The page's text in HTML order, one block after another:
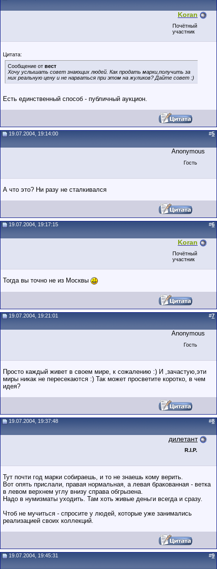
Koran
Почётный
участник
Цитата:
Сообщение от вест
Хочу услышать совет знающих людей. Как продать марки,получить за
них реальную цену и не нарваться при этом на жуликов? Дайте совет :)
Есть единственный способ - публичный аукцион.
19.07.2004, 19:14:00 #5
Anonymous
Гость
А что это? Ни разу не сталкивался
19.07.2004, 19:17:15 #6
Koran
Почётный
участник
Тогда вы точно не из Москвы
19.07.2004, 19:21:01 #7
Anonymous
Гость
Просто каждый живет в своем мире, к сожалению :) И ,зачастую,эти
миры никак не пересекаются :) Так может просветите коротко, в чем
идея?
19.07.2004, 19:37:48 #8
дилетант
R.I.P.
Тут почти год марки собираешь, и то не знаешь кому верить.
Вот опять прислали, правая нормальная, а левая бракованная - ветка
в левом верхнем углу внизу справа обгрызена.
Надо в нумизматы уходить. Там хоть живые деньги всегда и сразу.
Чтоб не мучиться - спросите у людей, которые уже занимались
реализацией своих коллекций.
19.07.2004, 19:45:31 #9